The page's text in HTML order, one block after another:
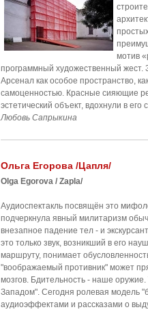
мотив
программный художественный жест.
Арсенал как особое пространство,
самоценностью. Красные сияющие
эстетический объект, вдохнули в
Любовь Сапрыкина
Ольга Егорова /Цапля/
Olga Egorova / Zapla/
Аудиоспектакль посвящён это
подчеркнула явный милитаризм
внезапное падение тел - и
это только звук, возникший в его
маршруту, понимает
"воображаемый противник" может
мозгов. Бдительность - наше
Западом". Сегодня ролевая модель
аудиоэффектами и рассказами о